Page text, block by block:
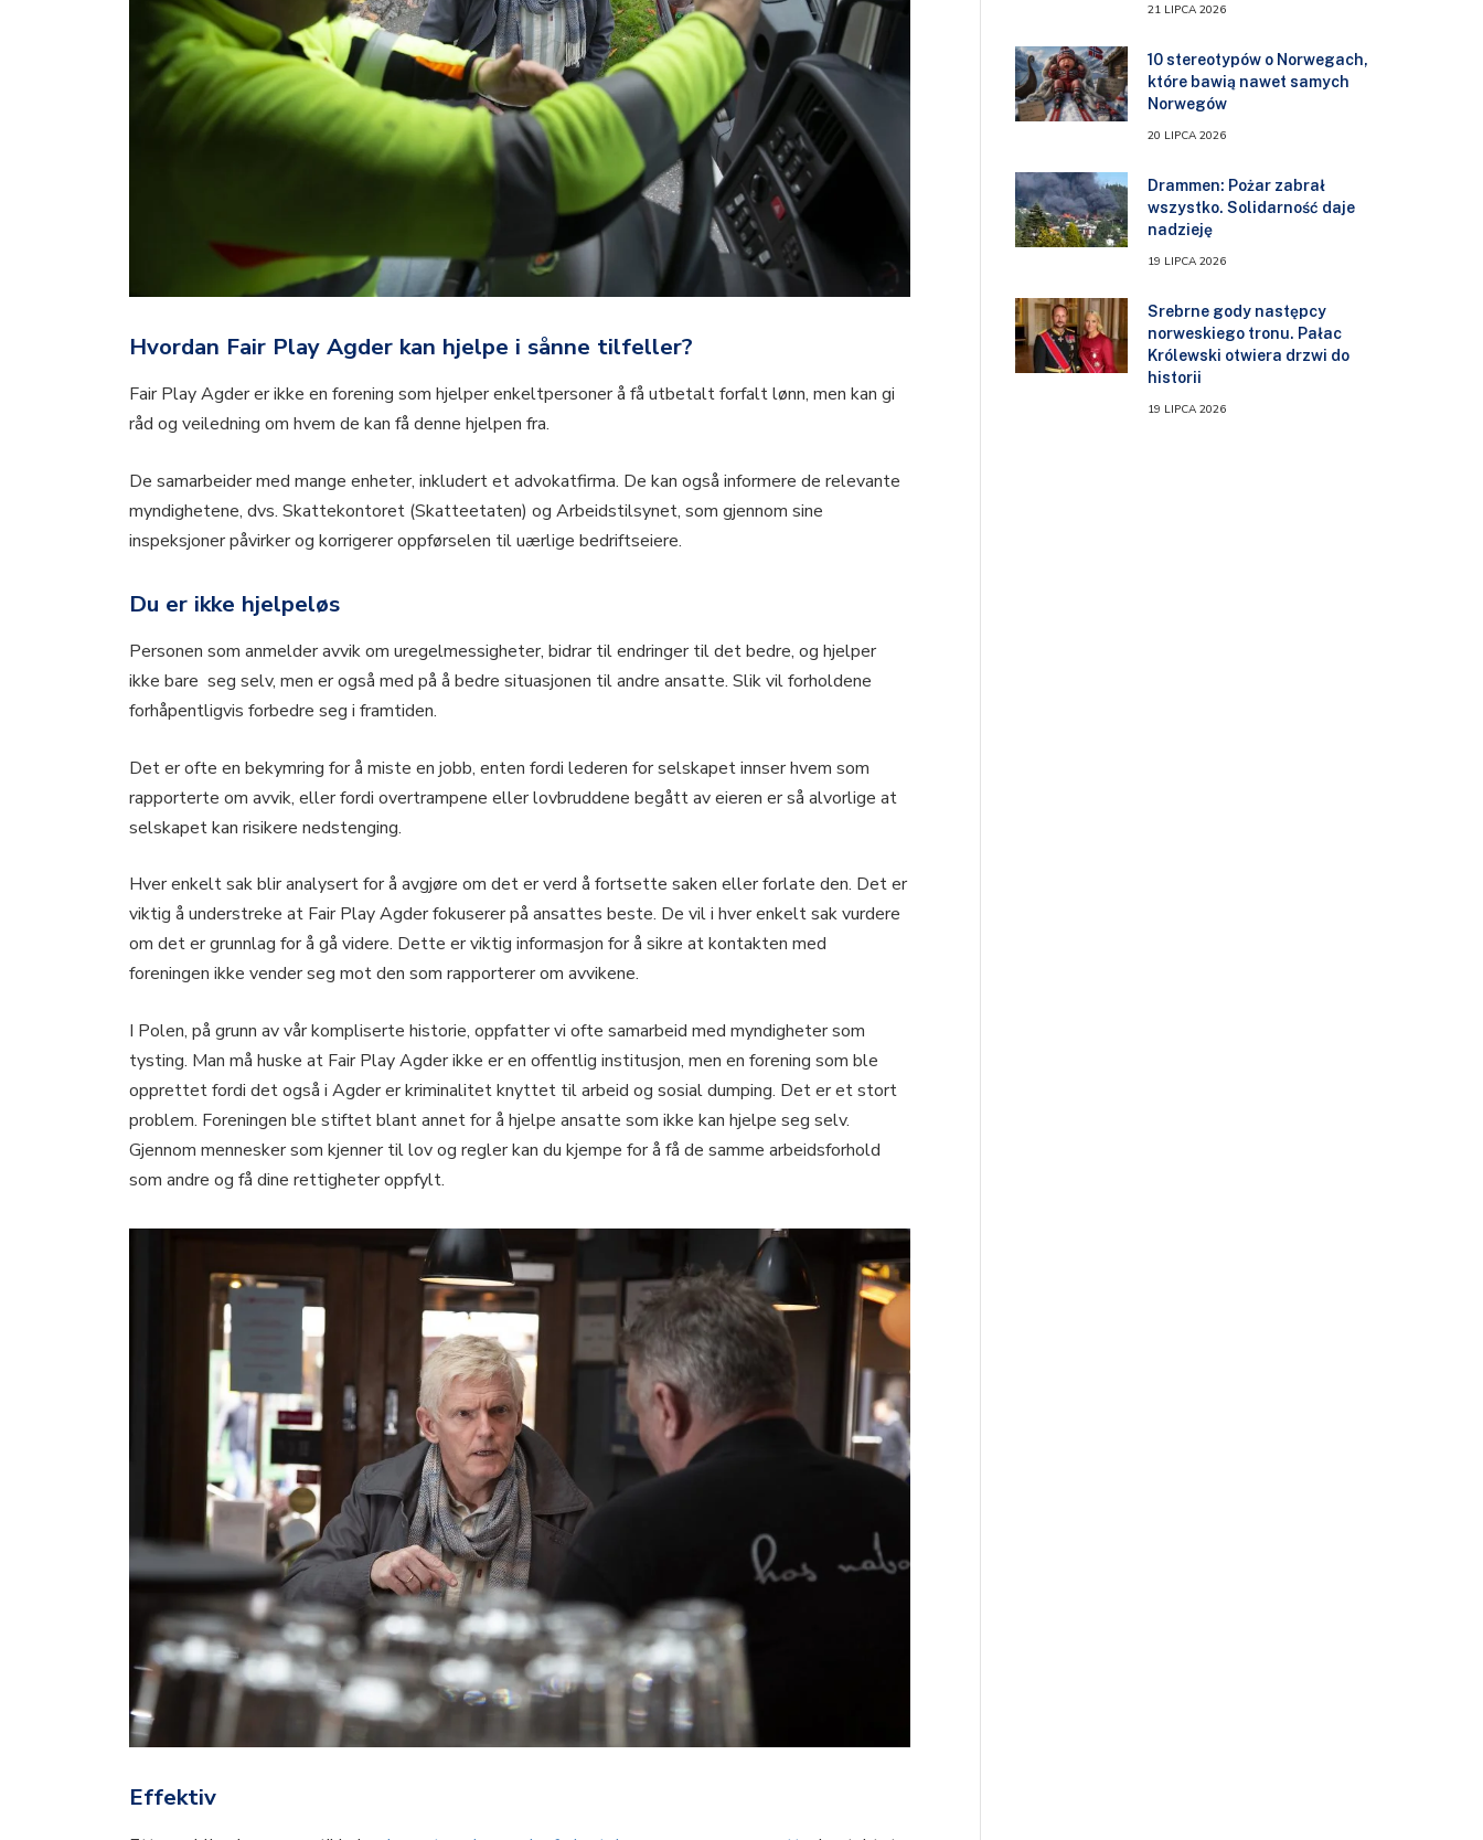
Hvordan Fair Play Agder kan hjelpe i sånne tilfeller?
Fair Play Agder er ikke en forening som hjelper enkeltpersoner å få utbetalt forfalt lønn, men kan gi
råd og veiledning om hvem de kan få denne hjelpen fra.
De samarbeider med mange enheter, inkludert et advokatfirma. De kan også informere de relevante
myndighetene, dvs. Skattekontoret (Skatteetaten) og Arbeidstilsynet, som gjennom sine
inspeksjoner påvirker og korrigerer oppførselen til uærlige bedriftseiere.
Du er ikke hjelpeløs
Personen som anmelder avvik om uregelmessigheter, bidrar til endringer til det bedre, og hjelper
ikke bare seg selv, men er også med på å bedre situasjonen til andre ansatte. Slik vil forholdene
forhåpentligvis forbedre seg i framtiden.
Det er ofte en bekymring for å miste en jobb, enten fordi lederen for selskapet innser hvem som
rapporterte om avvik, eller fordi overtrampene eller lovbruddene begått av eieren er så alvorlige at
selskapet kan risikere nedstenging.
Hver enkelt sak blir analysert for å avgjøre om det er verd å fortsette saken eller forlate den. Det er
viktig å understreke at Fair Play Agder fokuserer på ansattes beste. De vil i hver enkelt sak vurdere
om det er grunnlag for å gå videre. Dette er viktig informasjon for å sikre at kontakten med
foreningen ikke vender seg mot den som rapporterer om avvikene.
I Polen, på grunn av vår kompliserte historie, oppfatter vi ofte samarbeid med myndigheter som
tysting. Man må huske at Fair Play Agder ikke er en offentlig institusjon, men en forening som ble
opprettet fordi det også i Agder er kriminalitet knyttet til arbeid og sosial dumping. Det er et stort
problem. Foreningen ble stiftet blant annet for å hjelpe ansatte som ikke kan hjelpe seg selv.
Gjennom mennesker som kjenner til lov og regler kan du kjempe for å få de samme arbeidsforhold
som andre og få dine rettigheter oppfylt.
Effektiv
21 LIPCA 2026
10 stereotypów o Norwegach,
które bawią nawet samych
Norwegów
20 LIPCA 2026
Drammen: Pożar zabrał
wszystko. Solidarność daje
nadzieję
19 LIPCA 2026
Srebrne gody następcy
norweskiego tronu. Pałac
Królewski otwiera drzwi do
historii
19 LIPCA 2026